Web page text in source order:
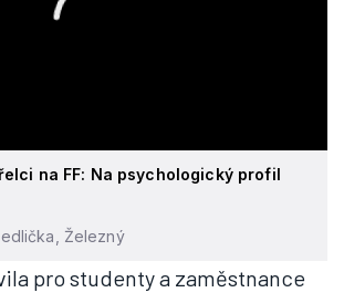
na FF: Na psychologický profil
Železný
pro studenty a zaměstnance